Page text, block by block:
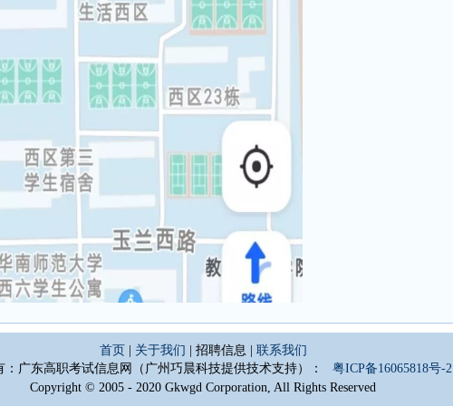
首页 关于我们 | 招聘信息 | 联系我们
：广东高职考试信息网（广州巧晨科技提供技术支持）：
粤ICP备16065818号-2
Copyright © 2005 - 2020 Gkwgd Corporation, All Rights Reserved